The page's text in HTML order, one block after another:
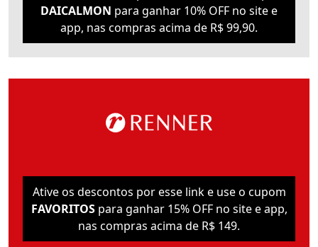
DAICALMON para ganhar 10% OFF no site e
app, nas compras acima de R$ 99,90.
Ative os descontos por esse link e use o cupom
FAVORITOSpara ganhar 15% OFF no site e app,
nas compras acima de R$ 149.